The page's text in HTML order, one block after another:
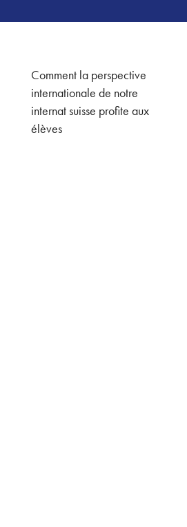
Comment la perspective
internationale de notre
internat suisse profite aux
élèves